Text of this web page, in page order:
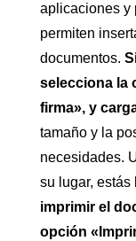
aplicaciones y
permiten
documentos.
selecciona la
firma», y
tamaño y la
necesidades.
su lugar, estás
imprimir el
opción